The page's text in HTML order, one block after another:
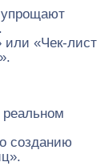
упрощают
или «Чек-лист
созданию